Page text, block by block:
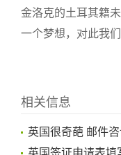
金洛克的土耳其籍
一个梦想，对此我
相关信息
英国很奇葩 邮件